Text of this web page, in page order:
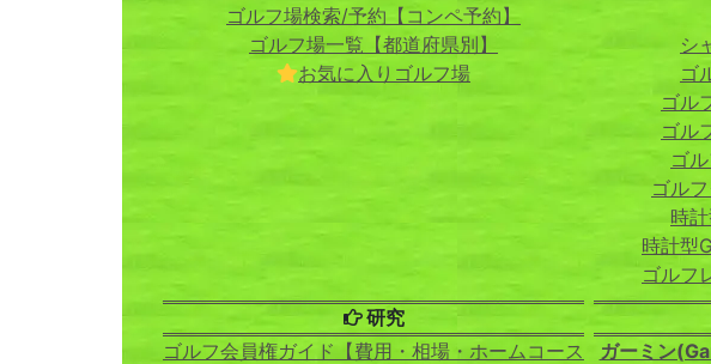
ゴルフ場検索/予約【コンペ予約】
ゴルフ場一覧【都道府県別】
お気に入りゴルフ場
シ
ゴ
ゴル
ゴル
ゴ
ゴル
時
時計型
ゴルフ
研究
ゴルフ会員権ガイド【費用・相場・ホームコース
ガーミン